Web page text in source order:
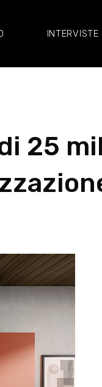
INTERVISTE
25